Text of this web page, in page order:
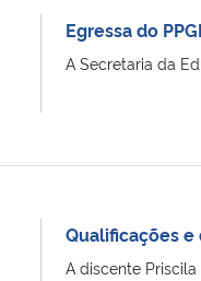
Egressa do
A Secretaria da
Qualificações
A discente